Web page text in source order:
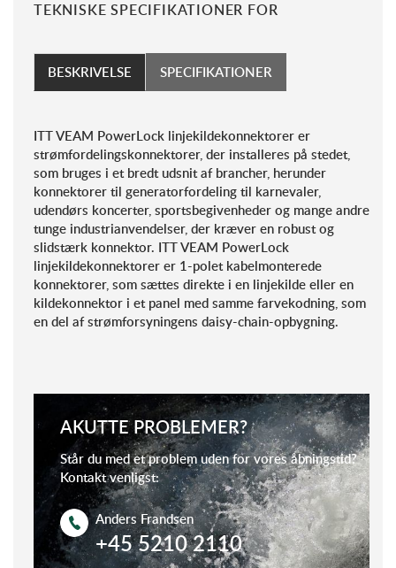
TEKNISKE SPECIFIKATIONER FOR
BESKRIVELSE SPECIFIKATIONER
ITT VEAM PowerLock linjekildekonnektorer er
strømfordelingskonnektorer, der installeres på stedet,
som bruges i et bredt udsnit af brancher, herunder
konnektorer til generatorfordeling til karnevaler,
udendørs koncerter, sportsbegivenheder og mange andre
tunge industrianvendelser, der kræver en robust og
slidstærk konnektor. ITT VEAM PowerLock
linjekildekonnektorer er 1-polet kabelmonterede
konnektorer, som sættes direkte i en linjekilde eller en
kildekonnektor i et panel med samme farvekodning, som
en del af strømforsyningens daisy-chain-opbygning.
AKUTTE PROBLEMER?
Står du med et problem uden for vores åbningstid?
Kontakt venligst:
Anders Frandsen
+45 5210 2110